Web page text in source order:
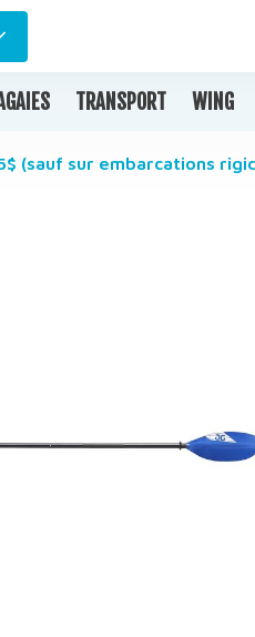
TRANSPORT WING
(sauf sur embarcations